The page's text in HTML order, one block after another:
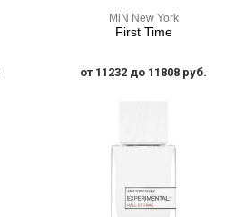
MiN New York
First Time
от 11232 до 11808 руб.